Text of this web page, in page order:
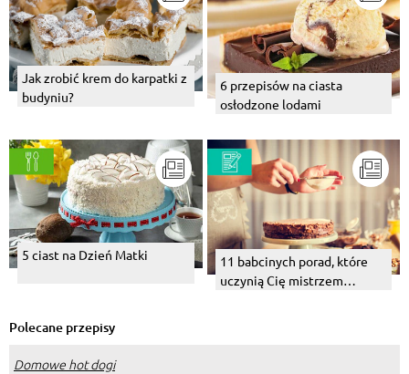
Jak zrobić krem do karpatki z
budyniu?
6 przepisów na ciasta
osłodzone lodami
5 ciast na Dzień Matki
11 babcinych porad, które
uczynią Cię mistrzem
Polecane przepisy
Domowe hot dogi